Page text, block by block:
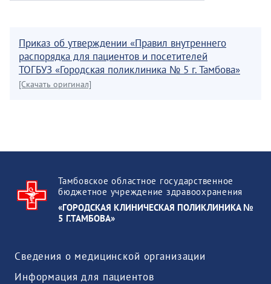
Приказ об утверждении «Правил внутреннего
распорядка для пациентов и посетителей
ТОГБУЗ «Городская поликлиника № 5 г. Тамбова»
[Скачать оригинал]
Тамбовское областное государственное
бюджетное учреждение здравоохранения
«ГОРОДСКАЯ КЛИНИЧЕСКАЯ ПОЛИКЛИНИКА №
5 Г.ТАМБОВА»
Сведения о медицинской организации
Информация для пациентов